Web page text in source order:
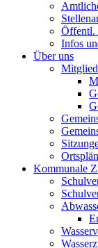
Öffentl.
Infos
Über uns
Kommunale